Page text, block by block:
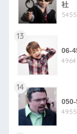
社
13
06-
14